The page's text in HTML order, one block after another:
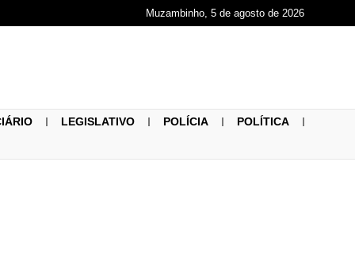
Muzambinho, 5 de agosto de 2026
LEGISLATIVO POLÍCIA POLÍTICA